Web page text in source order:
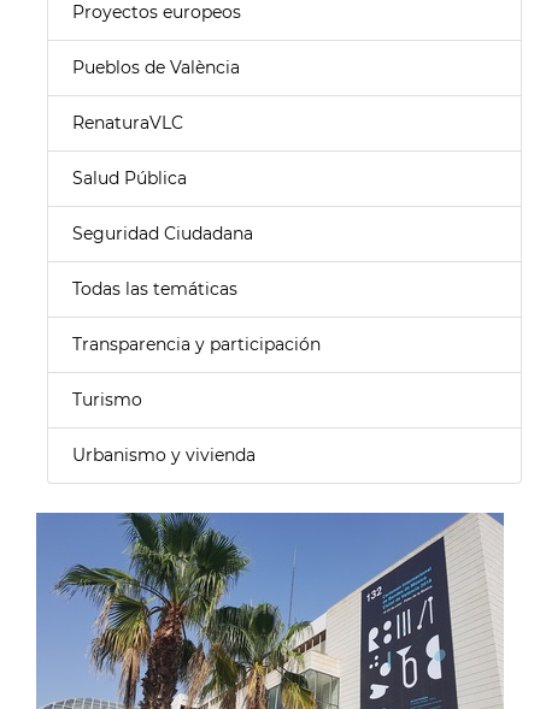
Proyectos europeos
Pueblos de València
RenaturaVLC
Salud Pública
Seguridad Ciudadana
Todas las temáticas
Transparencia y participación
Turismo
Urbanismo y vivienda